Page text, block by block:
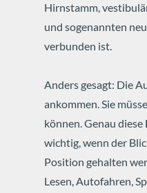
Hirnstamm,
und sogenannten
verbunden ist.
Anders gesagt: Die
ankommen. Sie
können. Genau
wichtig, wenn der
Position gehalten
Lesen, Autofahren,